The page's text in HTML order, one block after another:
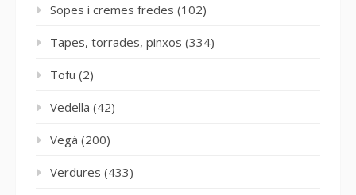
Sopes i cremes fredes (102)
Tapes, torrades, pinxos (334)
Tofu (2)
Vedella (42)
Vegà (200)
Verdures (433)